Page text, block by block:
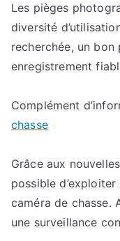
Les pièges
diversité
recherchée, un
enregistrement
Complément
chasse
Grâce aux
possible
caméra de chasse.
une surveillance